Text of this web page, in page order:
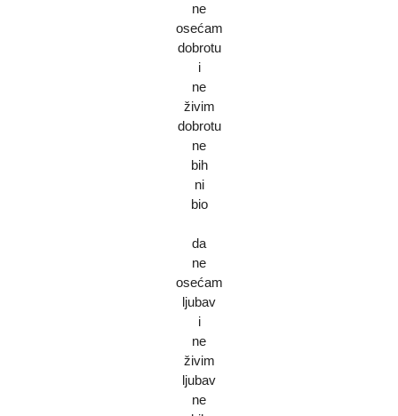
ne
osećam
dobrotu
i
ne
živim
dobrotu
ne
bih
ni
bio
da
ne
osećam
ljubav
i
ne
živim
ljubav
ne